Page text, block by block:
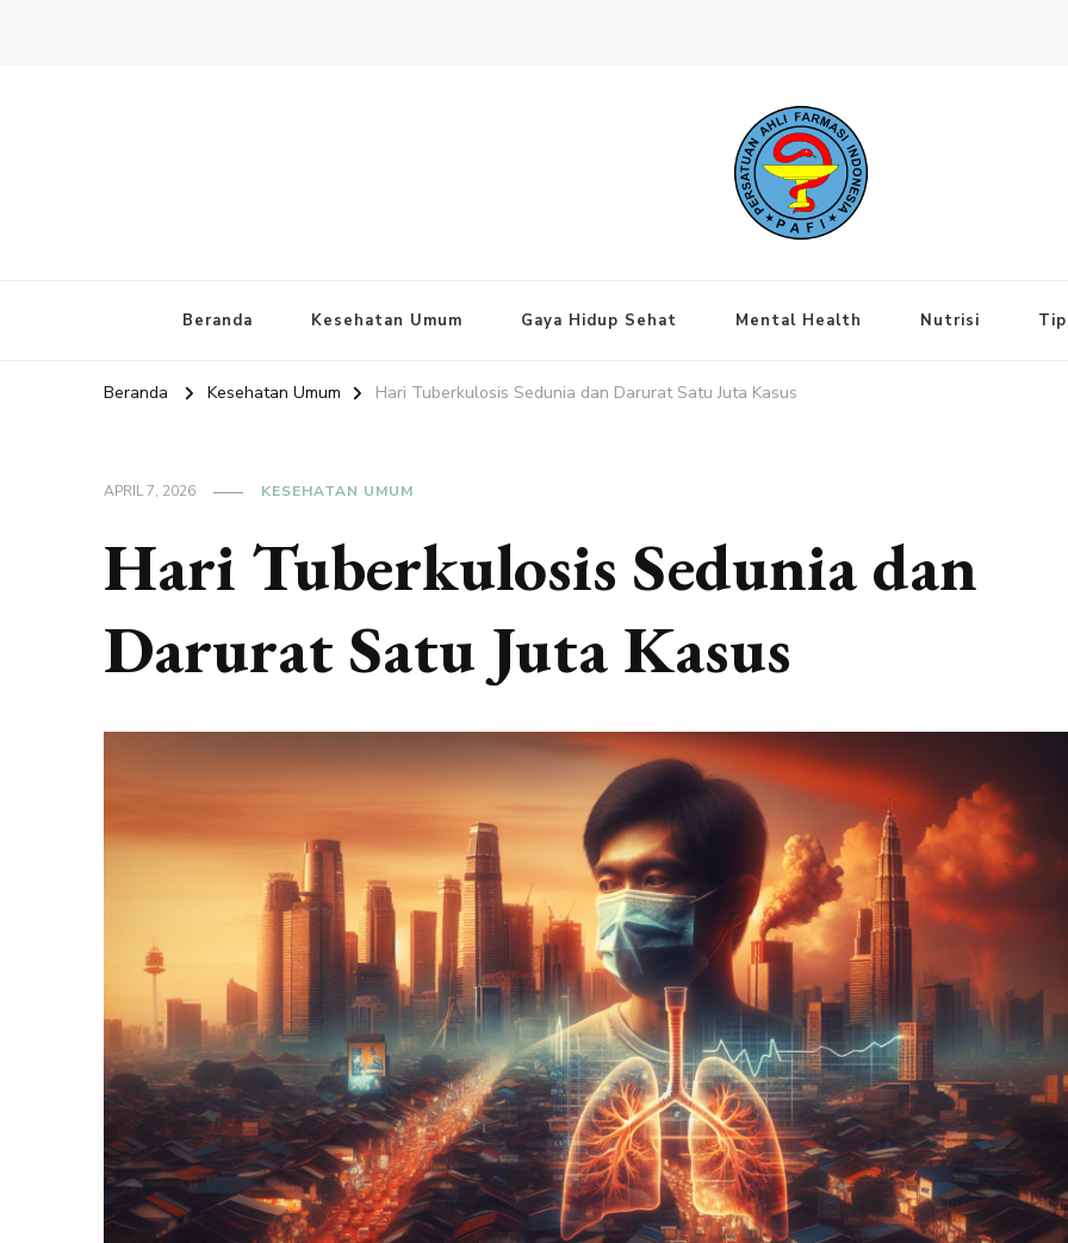
Beranda Kesehatan Umum Gaya Hidup Sehat Mental Health Nutrisi
Beranda Kesehatan Umum Hari Tuberkulosis Sedunia dan Darurat Satu Juta Kasus
APRIL 7, 2026 KESEHATAN UMUM
Hari Tuberkulosis Sedunia dan
Darurat Satu Juta Kasus